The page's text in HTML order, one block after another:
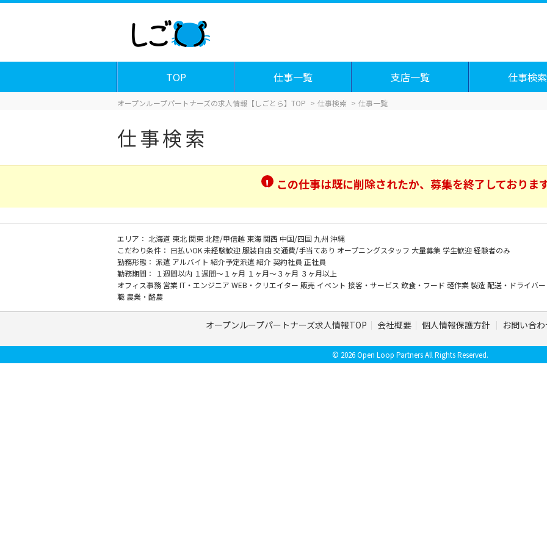
TOP 仕事一覧 支店一覧 仕事検索
オープンループパートナーズの求人情報【しごとら】TOP 仕事検索 仕事一覧
仕事検索
この仕事は既に削除されたか、募集を終了しております
エリア： 北海道 東北関東北陸/甲信越 東海関西 中国/四国九州 沖縄
こだわり条件： 日払いOK未経験歓迎服装自由交通費/手当てあり オープニングスタッフ 大量募集 学生歓迎経験者のみ
勤務形態： 派遣 アルバイト 紹介予定派遣紹介 契約社員 正社員
勤務期間：
１週間以内 １週間～１ヶ月 １ヶ月～３ヶ月 ３ヶ月以上
オフィス事務 営業IT・エンジニア WEB・クリエイター 販売 イベント 接客・サービス 飲食・フード 軽作業製造配送・ドライバー
職 農業・酪農
オープンループパートナーズ求人情報TOP 会社概要 個人情報保護方針 お問い合わ
© 2026 Open Loop Partners All Rights Reserved.